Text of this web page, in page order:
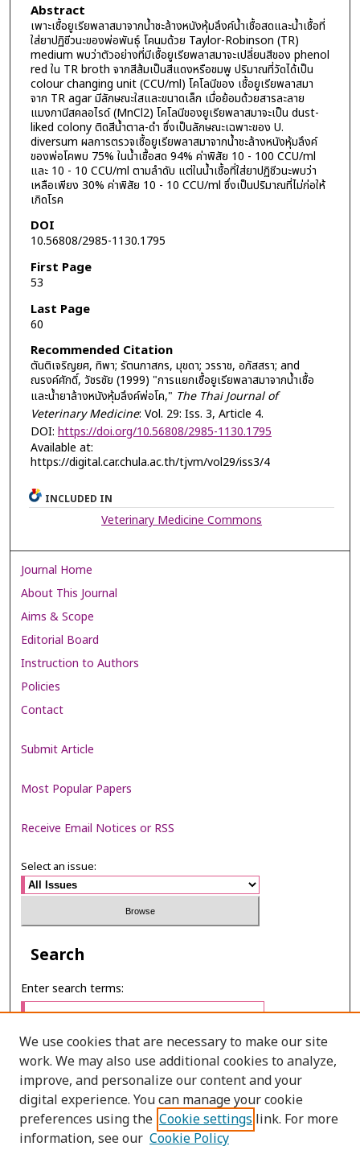
Abstract
เพาะเชื้อยูเรียพลาสมาจากน้ำชะล้างหนังหุ้มลึงค์น้ำเชื้อสดและน้ำเชื้อที่
ใส่ยาปฏิชีวนะของพ่อพันธุ์ โคนมด้วย Taylor-Robinson (TR)
medium พบว่าตัวอย่างที่มีเชื้อยูเรียพลาสมาจะเปลี่ยนสีของ phenol
red ใน TR broth จากสีส้มเป็นสีแดงหรือชมพู ปริมาณที่วัดได้เป็น
colour changing unit (CCU/ml) โคโลนีของ เชื้อยูเรียพลาสมา
จาก TR agar มีลักษณะใสและขนาดเล็ก เมื่อย้อมด้วยสารละลาย
แมงกานีสคลอไรด์ (MnCl2) โคโลนีของยูเรียพลาสมาจะเป็น dust-
liked colony ติดสีน้ำตาล-ดำ ซึ่งเป็นลักษณะเฉพาะของ U.
diversum ผลการตรวจเชื้อยูเรียพลาสมาจากน้ำชะล้างหนังหุ้มลึงค์
ของพ่อโคพบ 75% ในน้ำเชื้อสด 94% ค่าพิสัย 10 - 100 CCU/ml
และ 10 - 10 CCU/ml ตามลำดับ แต่ในน้ำเชื้อที่ใส่ยาปฏิชีวนะพบว่า
เหลือเพียง 30% ค่าพิสัย 10 - 10 CCU/ml ซึ่งเป็นปริมาณที่ไม่ก่อให้
เกิดโรค
DOI
10.56808/2985-1130.1795
First Page
53
Last Page
60
Recommended Citation
ตันติเจริญยศ, ทิพา; รัตนภาสกร, มุขดา; วรราช, อภัสสรา; and
ณรงค์ศักดิ์, วัชรชัย (1999) "การแยกเชื้อยูเรียพลาสมาจากน้ำเชื้อ
และน้ำยาล้างหนังหุ้มลึงค์พ่อโค," The Thai Journal of
Veterinary Medicine: Vol. 29: Iss. 3, Article 4.
DOI: https://doi.org/10.56808/2985-1130.1795
Available at:
https://digital.car.chula.ac.th/tjvm/vol29/iss3/4
INCLUDED IN
Veterinary Medicine Commons
Journal Home
About This Journal
Aims & Scope
Editorial Board
Instruction to Authors
Policies
Contact
Submit Article
Most Popular Papers
Receive Email Notices or RSS
Select an issue:
Search
Enter search terms:
Select context to search:
Advanced Search
We use cookies that are necessary to make our site
work. We may also use additional cookies to analyze,
improve, and personalize our content and your
digital experience. You can manage your cookie
preferences using the Cookie settings link. For more
information, see our Cookie Policy